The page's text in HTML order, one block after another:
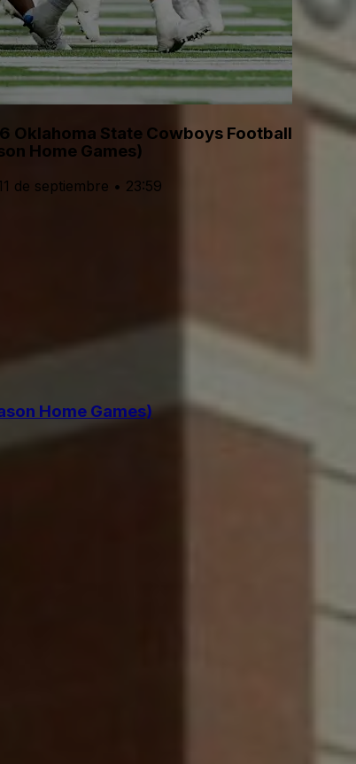
Oklahoma State Cowboys Football
Home Games)
de septiembre • 23:59
Home Games)